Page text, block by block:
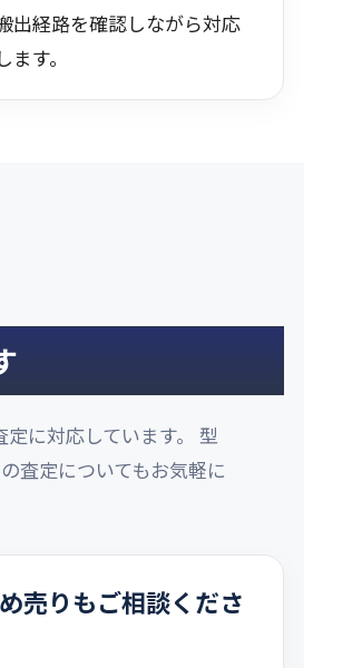
出経路を確認しながら対応
します。
に対応しています。 型
査定についてもお気軽に
売りもご相談くださ